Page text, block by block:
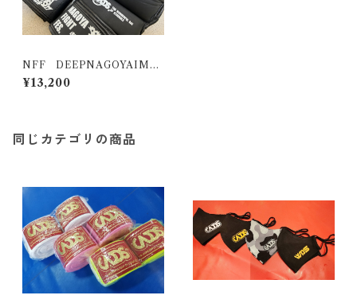
NFF DEEPNAGOYAIMP
ACT公武堂ファイト公式
グラップリンググローブ
¥13,200
同じカテゴリの商品